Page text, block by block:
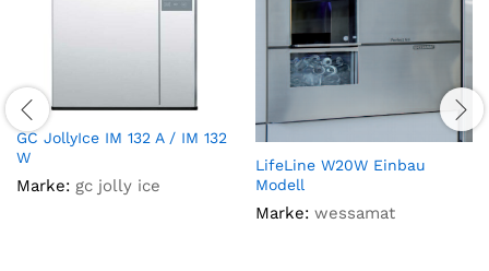
GC JollyIce IM 132 A / IM 132
W
Marke: gc jolly ice
LifeLine W20W Einbau
Modell
Marke: wessamat